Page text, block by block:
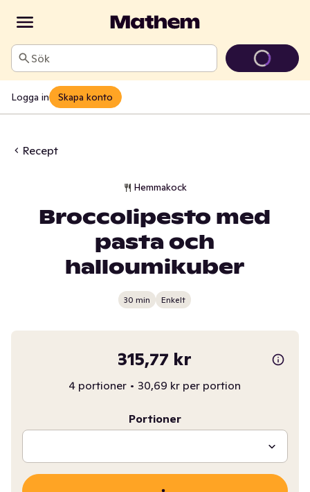
Sök
Logga in Skapa konto
Recept
Hemmakock
Broccolipesto med
pasta och
halloumikuber
30 min Enkelt
315,77 kr
4 portioner • 30,69 kr per portion
Portioner